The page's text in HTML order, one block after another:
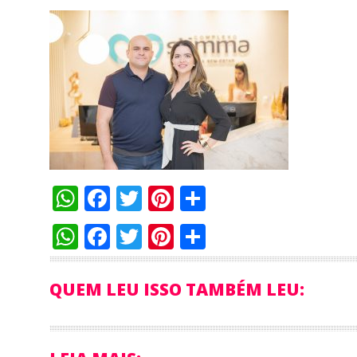
WhatsApp
Facebook
TwitterPinterest
WhatsApp
Facebook
TwitterPinterest
QUEM LEU ISSO TAMBÉM LEU: